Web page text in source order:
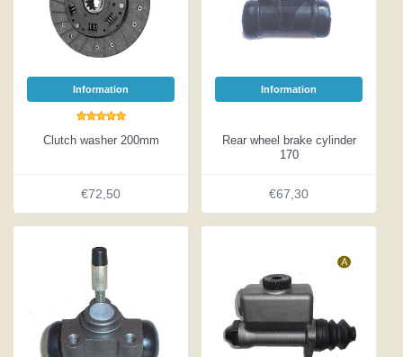
Information
Clutch washer 200mm
€72,50
Information
Rear wheel brake cylinder
170
€67,30